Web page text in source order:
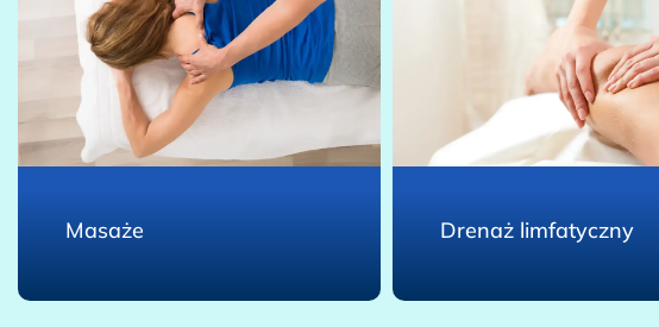
Masaże Drenaż limfatyczny